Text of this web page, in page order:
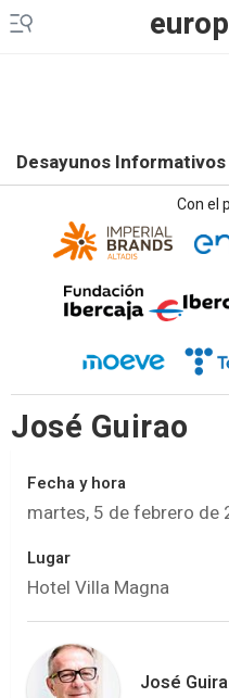
Desayunos Informativos
Con el
José Guirao
Fecha y hora
martes, 5 de febrero de
Lugar
Hotel Villa Magna
José